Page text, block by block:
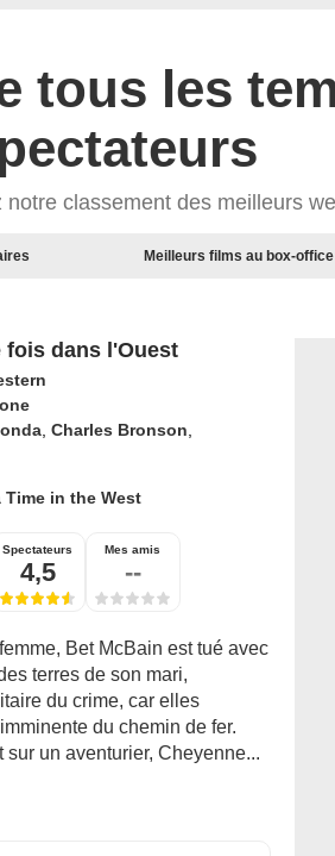
tous les
classement des meilleurs
Meilleurs films au box-office
fois dans l'Ouest
, Charles Bronson
Time in the West
Spectateurs
4,5
Mes amis
--
Bet McBain est tué avec
terres de son mari,
du crime, car elles
du chemin de fer.
un aventurier, Cheyenne...